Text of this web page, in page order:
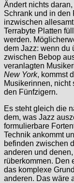
Ändert nichts
Schrank und in den
inzwischen
Terrabyte Platten
werden.
dem Jazz: wenn du
zwischen Bebop
veranlagten
New York, kommst
Musikerinnen, nicht
den Fünfzigern.
Es steht gleich die
dem, was Jazz
formulierbare
Technik ankommt
befinden zwischen
anderen und
rüberkommen. Den
das komplexe
anderen. Das wäre